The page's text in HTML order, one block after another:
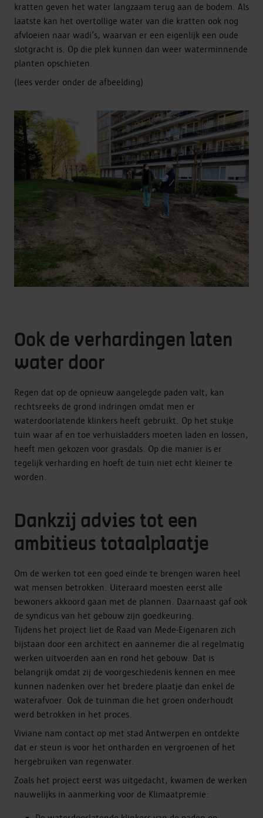
kratten geven het water langzaam terug aan de bodem. Als
laatste kan het overtollige water van die kratten ook nog
afvloeien naar wadi’s, waarvan er een eigenlijk een oude
slotgracht is. Op die plek kunnen dan weer waterminnende
planten opschieten.
(lees verder onder de afbeelding)
Ook de verhardingen laten
water door
Regen dat op de opnieuw aangelegde paden valt, kan
rechtsreeks de grond indringen omdat men er
waterdoorlatende klinkers heeft gebruikt. Op het stukje
tuin waar af en toe verhuisladders moeten laden en lossen,
heeft men gekozen voor grasdals. Op die manier is er
tegelijk verharding en hoeft de tuin niet echt kleiner te
worden.
Dankzij advies tot een
ambitieus totaalplaatje
Om de werken tot een goed einde te brengen waren heel
wat mensen betrokken. Uiteraard moesten eerst alle
bewoners akkoord gaan met de plannen. Daarnaast gaf ook
de syndicus van het gebouw zijn goedkeuring.
Tijdens het project liet de Raad van Mede-Eigenaren zich
bijstaan door een architect en aannemer die al regelmatig
werken uitvoerden aan en rond het gebouw. Dat is
belangrijk omdat zij de voorgeschiedenis kennen en mee
kunnen nadenken over het bredere plaatje dan enkel de
waterafvoer. Ook de tuinman die het groen onderhoudt
werd betrokken in het proces.
Viviane nam contact op met stad Antwerpen en ontdekte
dat er steun is voor het ontharden en vergroenen of het
hergebruiken van regenwater.
Zoals het project eerst was uitgedacht, kwamen de werken
nauwelijks in aanmerking voor de Klimaatpremie: